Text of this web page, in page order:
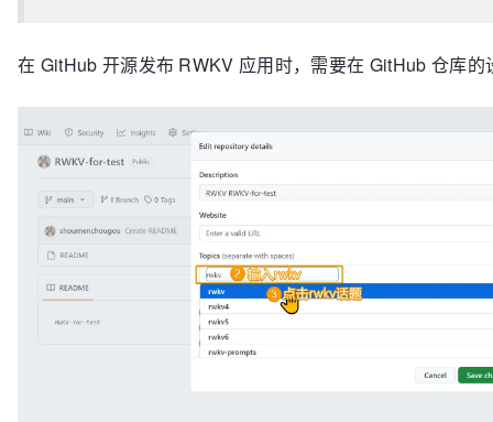
在 GitHub 开源发布 RWKV 应用时，需要在 GitHub 仓库